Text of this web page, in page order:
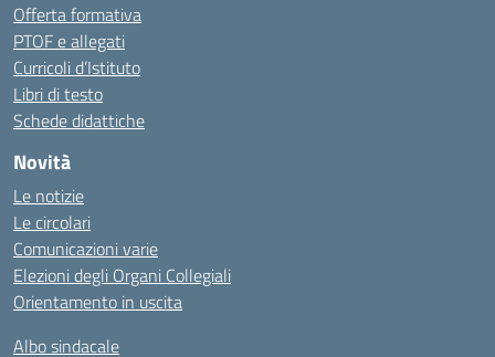
Offerta formativa
PTOF e allegati
Curricoli d’Istituto
Libri di testo
Schede didattiche
Novità
Le notizie
Le circolari
Comunicazioni varie
Elezioni degli Organi Collegiali
Orientamento in uscita
Albo sindacale